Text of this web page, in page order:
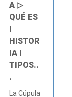
A ▷
QUÉ ES
HISTOR
IA Ι
TIPOS..
.
La Cúpula